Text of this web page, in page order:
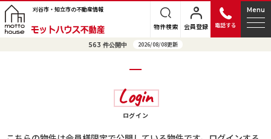
刈谷市・知立市の不動産情報
物件検索 会員登録 電話する
Menu
563 件公開中 2026/08/08更新
Login
ログイン